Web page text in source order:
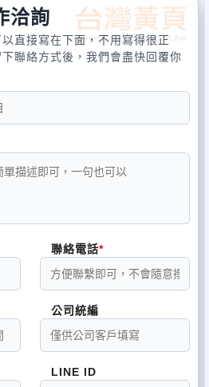
秒以內 遲動時間：約1秒 出電安全
體積：長32.5cm, 寬14cm, 高12.5cm
與實品誤差值±5%
洽詢
直接寫在下面，不用寫得很正
聯絡方式後，我們會盡快回覆你
聯絡電話
公司統編
LINE ID